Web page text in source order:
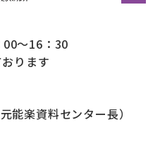
～16：30
ります
能楽資料センター長）